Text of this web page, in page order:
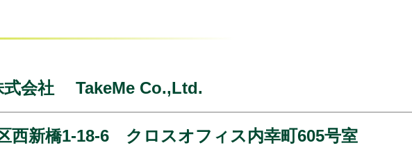
式会社 TakeMe Co.,Ltd.
西新橋1-18-6 クロスオフィス内幸町605号室